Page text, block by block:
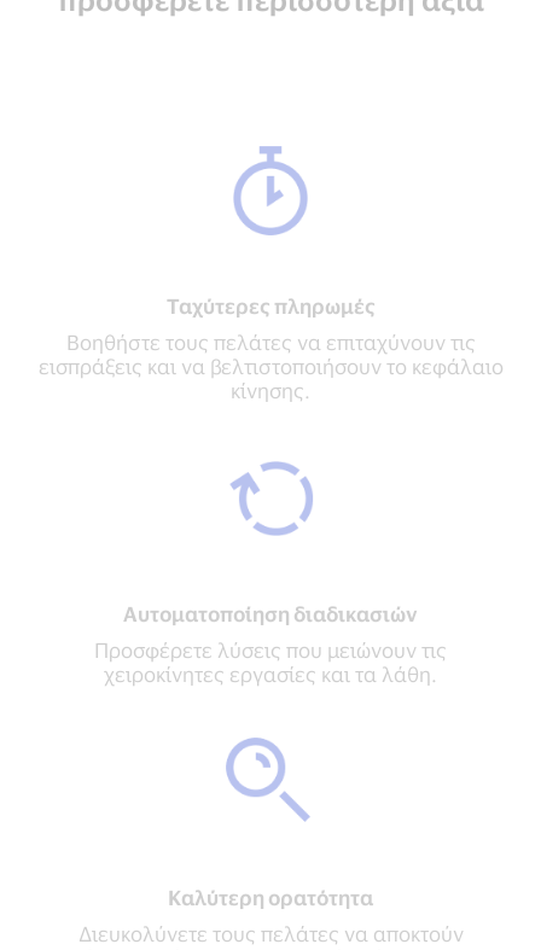
Ταχύτερες πληρωμές
Βοηθήστε τους πελάτες να επιταχύνουν τις
εισπράξεις και να βελτιστοποιήσουν το κεφάλαιο
κίνησης.
Αυτοματοποίηση διαδικασιών
Προσφέρετε λύσεις που μειώνουν τις
χειροκίνητες εργασίες και τα λάθη.
Καλύτερη ορατότητα
Διευκολύνετε τους πελάτες να αποκτούν